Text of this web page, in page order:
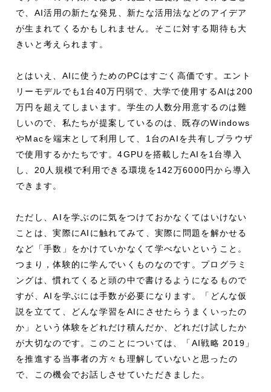
で、AI活用の新たな発見、新たな活用法などのアイデア
が生まれてくるかもしれません。そこに対する期待も大
きいと考えられます。
とはいえ、AIに使うためのPCはすごく高価です。エント
リーモデルでも1台40万円弱で、大学で使用するAIは200
万円を超えてしまいます。学生の人数分用意するのは難
しいので、私たちが提案しているのは、既存のWindows
やMacを端末として利用して、1台のAIを共有しブラウザ
で使用するかたちです。4GPUを搭載したAIを1台導入
し、20人規模で利用できる環境を142万6000円から導入
できます。
ただし、AIを学ぶのに気をつけておかなくてはいけない
ことは、実際にAIに触れてみて、実際に問題を解かせる
など「手数」をかけていかなくて学べないということ。
つまり，体験的に学んでいくものなのです。プログラミ
ングは、慣れてくると頭の中で書けるようになるもので
すが、AIを学ぶには手数が必要になります。「どんな仮
説を立てて、どんな学習をAIにさせたらうまくいったの
か」という体験をどれだけ積んだか、どれだけ試したか
が大切なのです。このことについては、「AI戦略 2019」
を推進する当事者の方々も理解していないと思ったの
で、この機会でお話しさせていただきました。